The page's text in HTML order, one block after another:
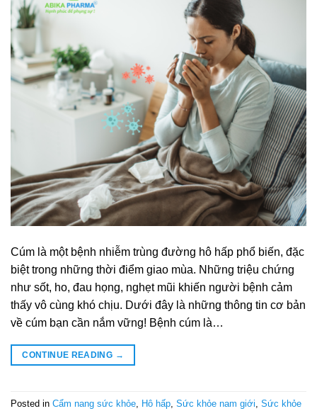
Cúm là một bệnh nhiễm trùng đường hô hấp phổ biến, đặc
biệt trong những thời điểm giao mùa. Những triệu chứng
như sốt, ho, đau họng, nghẹt mũi khiến người bệnh cảm
thấy vô cùng khó chịu. Dưới đây là những thông tin cơ bản
về cúm bạn cần nắm vững! Bệnh cúm là…
CONTINUE READING →
Posted in Cẩm nang sức khỏe Hô hấp Sức khỏe nam giới Sức khỏe